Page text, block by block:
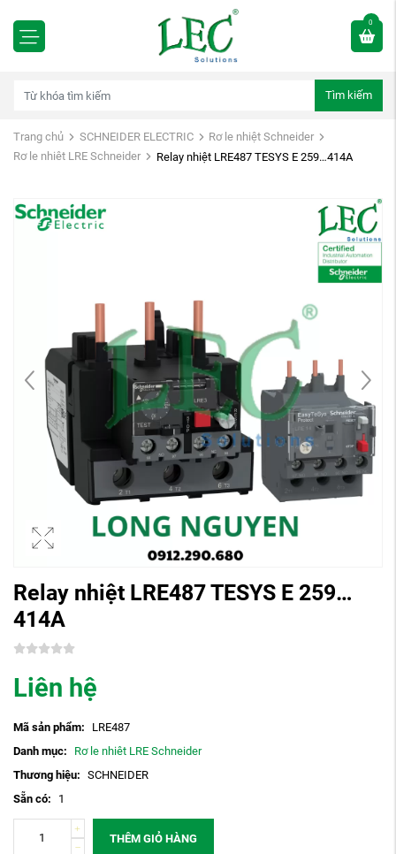
0
Tìm kiếm
Trang chủ SCHNEIDER ELECTRIC
Rơ le nhiệt Schneider
Rơ le nhiêt LRE Schneider
Relay nhiệt LRE487 TESYS E 259…414A
Relay nhiệt LRE487 TESYS E 259…
414A
Liên hệ
Mã sản phẩm:
LRE487
Danh mục:
Rơ le nhiêt LRE Schneider
Thương hiệu: SCHNEIDER
Sẵn có:
1
THÊM GIỎ HÀNG